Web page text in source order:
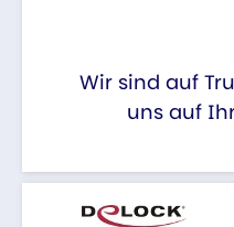
Wir sind auf
uns auf